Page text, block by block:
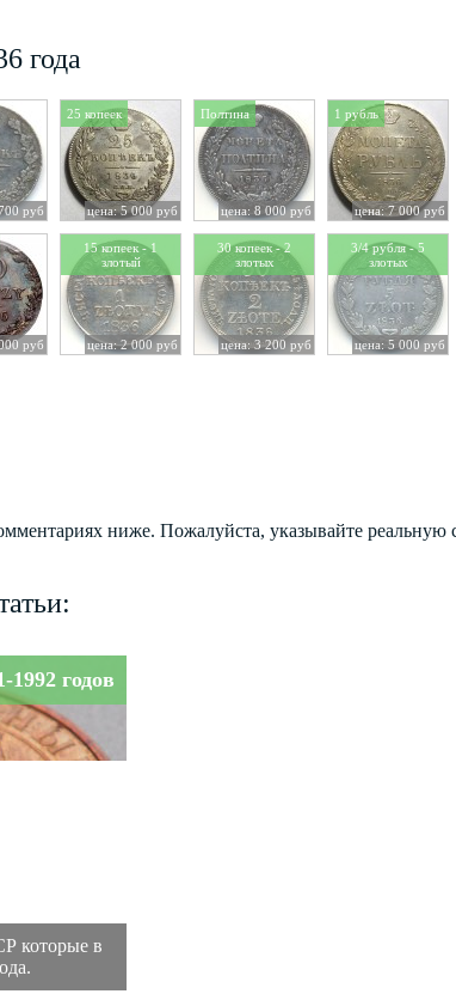
года
руб
25 копеек
цена: 5 000 руб
Полтина
цена: 8 000 руб
1 рубль
цена: 7 000 руб
руб
15 копеек - 1
злотый
цена: 2 000 руб
30 копеек - 2
злотых
цена: 3 200 руб
3/4 рубля - 5
злотых
цена: 5 000 руб
ниже. Пожалуйста, указывайте реальную
годов
которые в